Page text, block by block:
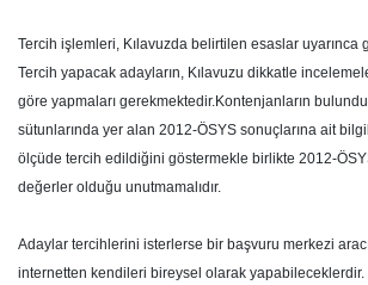
Tercih işlemleri, Kılavuzda belirtilen esaslar uyarınca
Tercih yapacak adayların, Kılavuzu dikkatle
göre yapmaları gerekmektedir.Kontenjanların
sütunlarında yer alan 2012-ÖSYS sonuçlarına ait
ölçüde tercih edildiğini göstermekle birlikte 2012-
değerler olduğu unutmamalıdır.
Adaylar tercihlerini isterlerse bir başvuru merkezi
internetten kendileri bireysel olarak yapabileceklerdir.